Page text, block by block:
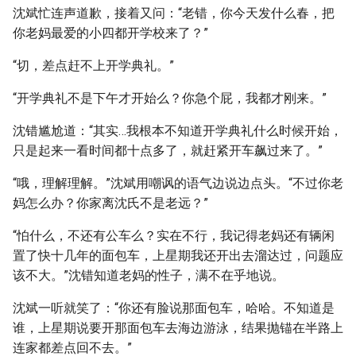
沈斌忙连声道歉，接着又问：“老错，你今天发什么春，把
你老妈最爱的小四都开学校来了？”
“切，差点赶不上开学典礼。”
“开学典礼不是下午才开始么？你急个屁，我都才刚来。”
沈错尴尬道：“其实…我根本不知道开学典礼什么时候开始，
只是起来一看时间都十点多了，就赶紧开车飙过来了。”
“哦，理解理解。”沈斌用嘲讽的语气边说边点头。“不过你老
妈怎么办？你家离沈氏不是老远？”
“怕什么，不还有公车么？实在不行，我记得老妈还有辆闲
置了快十几年的面包车，上星期我还开出去溜达过，问题应
该不大。”沈错知道老妈的性子，满不在乎地说。
沈斌一听就笑了：“你还有脸说那面包车，哈哈。不知道是
谁，上星期说要开那面包车去海边游泳，结果抛锚在半路上
连家都差点回不去。”